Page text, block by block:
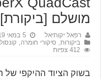
מושלם [ביקורת]
רפאל יקותיאל
5 במאי 2019
ביקורות, סיקורי חומרה,
412 צפיות
בשוק הציוד ההיקפי של